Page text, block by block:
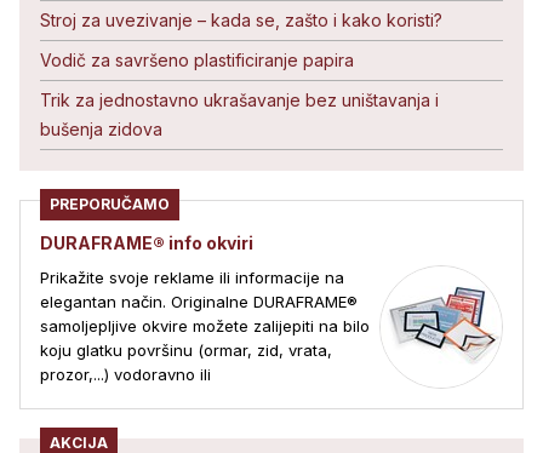
Stroj za uvezivanje – kada se, zašto i kako koristi?
Vodič za savršeno plastificiranje papira
Trik za jednostavno ukrašavanje bez uništavanja i
bušenja zidova
PREPORUČAMO
DURAFRAME® info okviri
Prikažite svoje reklame ili informacije na
elegantan način. Originalne DURAFRAME®
samoljepljive okvire možete zalijepiti na bilo
koju glatku površinu (ormar, zid, vrata,
prozor,...) vodoravno ili
AKCIJA